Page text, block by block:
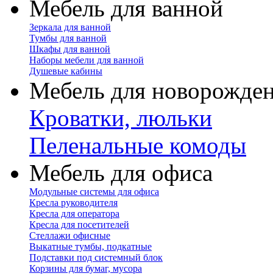
Мебель для ванной
Зеркала для ванной
Тумбы для ванной
Шкафы для ванной
Наборы мебели для ванной
Душевые кабины
Мебель для
Кроватки, люльки
Пеленальные комоды
Мебель для офиса
Модульные системы для офиса
Кресла руководителя
Кресла для оператора
Кресла для посетителей
Стеллажи офисные
Выкатные тумбы, подкатные
Подставки под системный блок
Корзины для бумаг, мусора